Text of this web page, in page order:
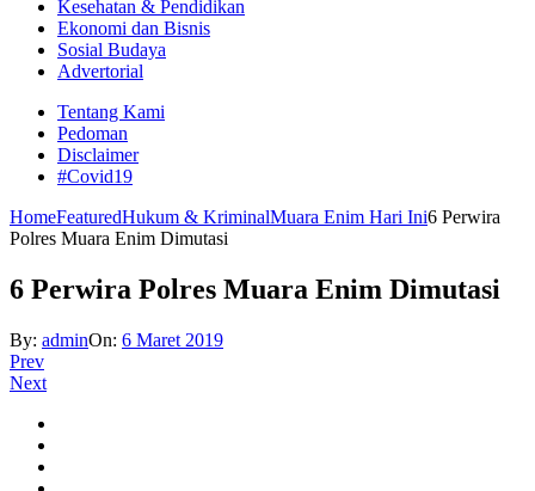
Kesehatan & Pendidikan
Ekonomi dan Bisnis
Sosial Budaya
Advertorial
Tentang Kami
Pedoman
Disclaimer
#Covid19
HomeFeaturedHukum & KriminalMuara Enim Hari Ini6 Perwira
Polres Muara Enim Dimutasi
6 Perwira Polres Muara Enim Dimutasi
By: adminOn: 6 Maret 2019
Prev
Next